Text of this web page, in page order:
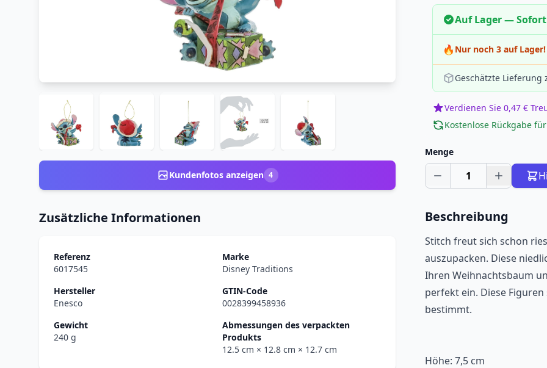
Kundenfotos anzeigen 4
Zusätzliche Informationen
Referenz
6017545
Marke
Disney Traditions
Hersteller
Enesco
GTIN-Code
0028399458936
Gewicht
240 g
Abmessungen des verpackten
Produkts
12.5 cm × 12.8 cm × 12.7 cm
Auf Lager —
🔥 Nur noch 3 auf Lager!
Geschätzte Lieferung
Verdienen Sie 0,47 €
Kostenlose Rückgabe
Menge
1
Beschreibung
Stitch freut sich schon
auszupacken. Diese
Ihren Weihnachtsbaum
perfekt ein. Diese
bestimmt.
Höhe: 7,5 cm